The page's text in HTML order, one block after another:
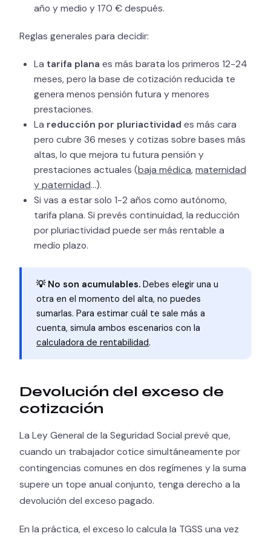
año y medio y 170 € después.
Reglas generales para decidir:
La tarifa plana es más barata los primeros 12-24
meses, pero la base de cotización reducida te
genera menos pensión futura y menores
prestaciones.
La reducción por pluriactividad es más cara
pero cubre 36 meses y cotizas sobre bases más
altas, lo que mejora tu futura pensión y
prestaciones actuales (baja médica, maternidad
y paternidad…).
Si vas a estar solo 1-2 años como autónomo,
tarifa plana. Si prevés continuidad, la reducción
por pluriactividad puede ser más rentable a
medio plazo.
💡 No son acumulables. Debes elegir una u
otra en el momento del alta, no puedes
sumarlas. Para estimar cuál te sale más a
cuenta, simula ambos escenarios con la
calculadora de rentabilidad.
Devolución del exceso de
cotización
La Ley General de la Seguridad Social prevé que,
cuando un trabajador cotice simultáneamente por
contingencias comunes en dos regímenes y la suma
supere un tope anual conjunto, tenga derecho a la
devolución del exceso pagado.
En la práctica, el exceso lo calcula la TGSS una vez